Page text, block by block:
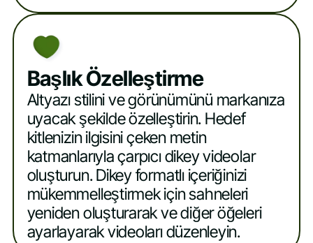
Başlık Özelleştirme
Altyazı stilini ve görünümünü markanıza
uyacak şekilde özelleştirin. Hedef
kitlenizin ilgisini çeken metin
katmanlarıyla çarpıcı dikey videolar
oluşturun. Dikey formatlı içeriğinizi
mükemmelleştirmek için sahneleri
yeniden oluşturarak ve diğer öğeleri
ayarlayarak videoları düzenleyin.